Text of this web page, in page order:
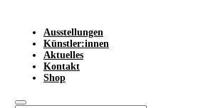
Ausstellungen
Künstler:innen
Aktuelles
Kontakt
Shop